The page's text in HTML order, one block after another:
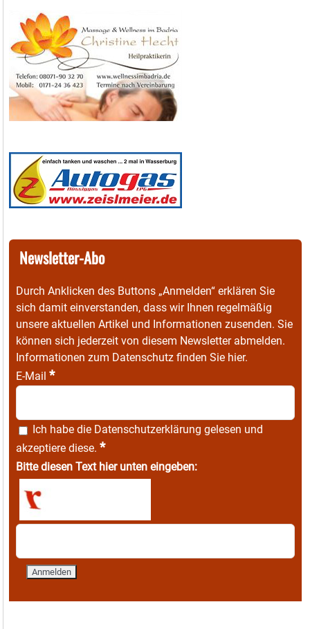
Newsletter-Abo
Durch Anklicken des Buttons „Anmelden“ erklären Sie
sich damit einverstanden, dass wir Ihnen regelmäßig
unsere aktuellen Artikel und Informationen zusenden. Sie
können sich jederzeit von diesem Newsletter abmelden.
Informationen zum Datenschutz finden Sie hier.
E-Mail *
Ich habe die Datenschutzerklärung gelesen und
akzeptiere diese. *
Bitte diesen Text hier unten eingeben: